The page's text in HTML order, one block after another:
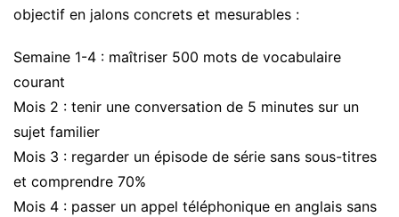
objectif en jalons concrets et mesurables :
Semaine 1-4 : maîtriser 500 mots de vocabulaire
courant
Mois 2 : tenir une conversation de 5 minutes sur un
sujet familier
Mois 3 : regarder un épisode de série sans sous-titres
et comprendre 70%
Mois 4 : passer un appel téléphonique en anglais sans